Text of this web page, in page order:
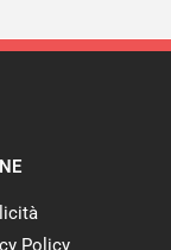
Policy